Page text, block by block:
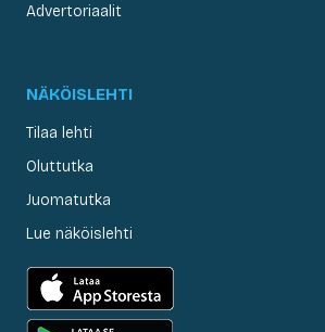
Advertoriaalit
NÄKÖISLEHTI
Tilaa lehti
Oluttutka
Juomatutka
Lue näköislehti